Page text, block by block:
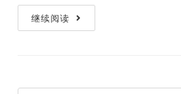
继续阅读